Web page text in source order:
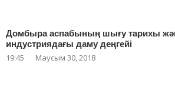
Домбыра аспабының шығу тарихы
индустриядағы даму деңгейі
19:45 Маусым 30, 2018